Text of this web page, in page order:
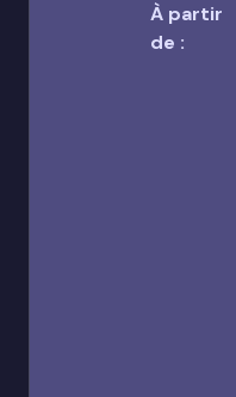
À partir
de :